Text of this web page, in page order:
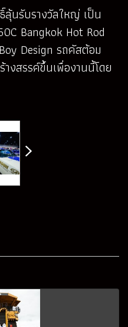
ลุ้นรับรางวัลใหญ่ เป็น
Bangkok Hot Rod
Design รถคัสต้อม
งสรรค์ขึ้นเพื่องานนี้โดย